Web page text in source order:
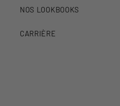
NOS LOOKBOOKS
CARRIÈRE